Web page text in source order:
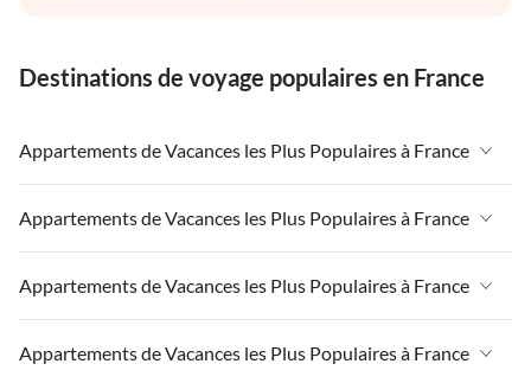
Destinations de voyage populaires en France
Appartements de Vacances les Plus Populaires à France
Appartements de Vacances à France
Appartements de Vacances à Paris-Ile de France
Appartements de Vacances à Paris
Appartements de Vacances les Plus Populaires à France
Appartements de Vacances à France
Appartements de Vacances à Paris-Ile de France
Appartements de Vacances à Paris
Appartements de Vacances les Plus Populaires à France
Appartements de Vacances à France
Appartements de Vacances les Plus Populaires à France